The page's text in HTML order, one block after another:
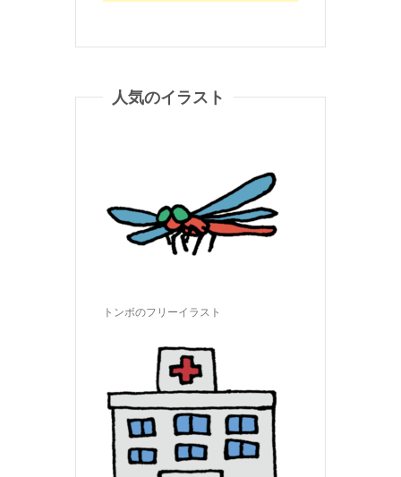
人気のイラスト
トンボのフリーイラスト